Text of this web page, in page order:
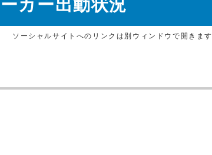
カー出動状況
ソーシャルサイトへのリンクは別ウィンドウで開きます